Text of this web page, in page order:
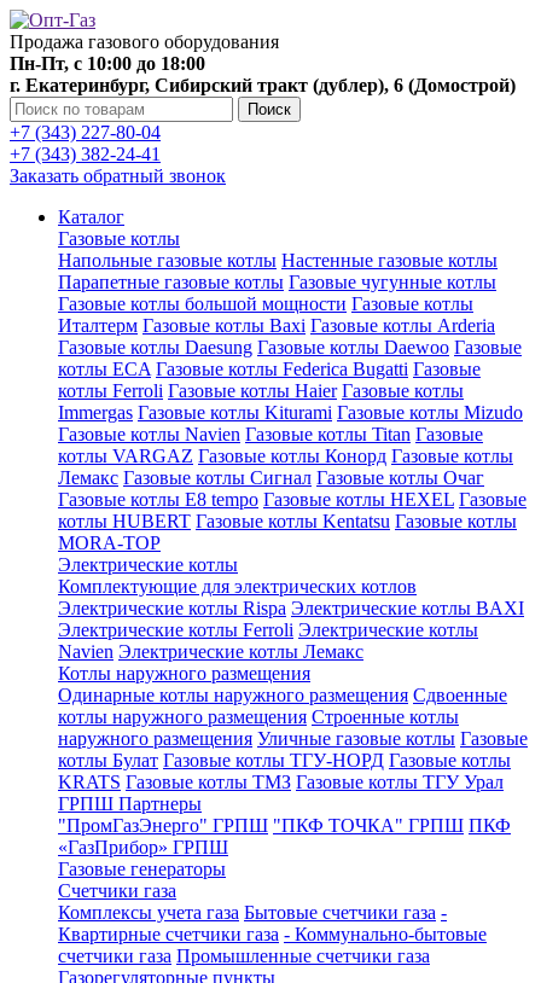
Продажа газового оборудования
Пн-Пт, с 10:00 до 18:00
г. Екатеринбург, Сибирский тракт (дублер), 6 (Домострой)
Поиск
+7 (343) 227-80-04
+7 (343) 382-24-41
Заказать обратный звонок
Каталог
Газовые котлы
Напольные газовые котлы Настенные газовые котлы
Парапетные газовые котлы Газовые чугунные котлы
Газовые котлы большой мощности Газовые котлы
Италтерм Газовые котлы Baxi Газовые котлы Arderia
Газовые котлы Daesung Газовые котлы Daewoo Газовые
котлы ECA Газовые котлы Federica Bugatti Газовые
котлы Ferroli Газовые котлы Haier Газовые котлы
Immergas Газовые котлы Kiturami Газовые котлы Mizudo
Газовые котлы Navien Газовые котлы Titan Газовые
котлы VARGAZ Газовые котлы Конорд Газовые котлы
Лемакс Газовые котлы Сигнал Газовые котлы Очаг
Газовые котлы E8 tempo Газовые котлы HEXEL Газовые
котлы HUBERT Газовые котлы Kentatsu Газовые котлы
MORA-TOP
Электрические котлы
Комплектующие для электрических котлов
Электрические котлы Rispa Электрические котлы BAXI
Электрические котлы Ferroli Электрические котлы
Navien Электрические котлы Лемакс
Котлы наружного размещения
Одинарные котлы наружного размещения Сдвоенные
котлы наружного размещения Строенные котлы
наружного размещения Уличные газовые котлы Газовые
котлы Булат Газовые котлы ТГУ-НОРД Газовые котлы
KRATS Газовые котлы ТМЗ Газовые котлы ТГУ Урал
ГРПШ Партнеры
"ПромГазЭнерго" ГРПШ "ПКФ ТОЧКА" ГРПШ ПКФ
«ГазПрибор» ГРПШ
Газовые генераторы
Счетчики газа
Комплексы учета газа Бытовые счетчики газа -
Квартирные счетчики газа - Коммунально-бытовые
счетчики газа Промышленные счетчики газа
Газорегуляторные пункты